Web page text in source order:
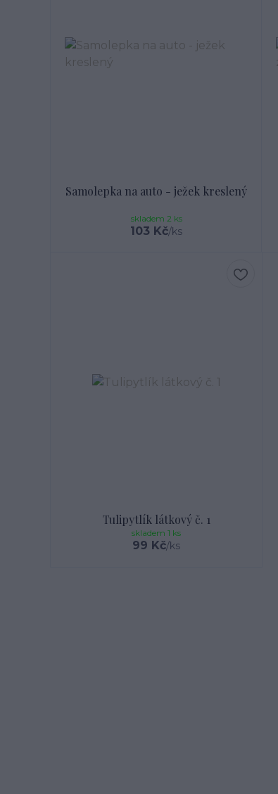
Samolepka na auto - ježek kreslený
103 Kč/ks
skladem 2 ks
Tulipytlík látkový č. 1
99 Kč/ks
skladem 1 ks